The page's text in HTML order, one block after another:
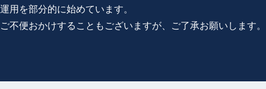
運用を部分的に始めています。
ご不便おかけすることもございますが、ご了承お願いします。